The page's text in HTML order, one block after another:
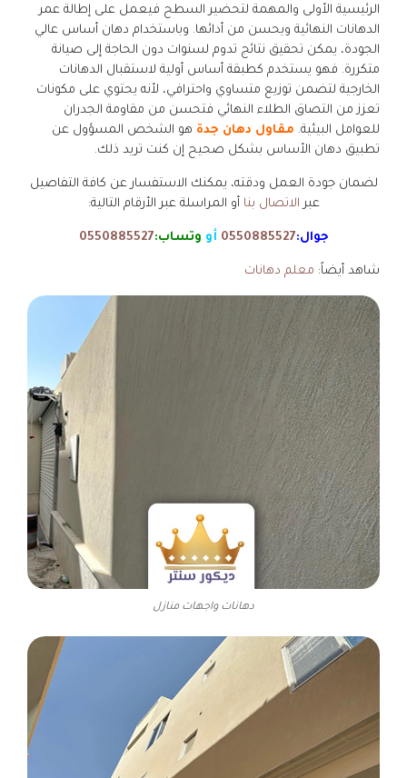
الرئيسية الأولى والمهمة لتحضير السطح فيعمل على إطالة عمر
الدهانات النهائية ويحسن من أدائها. وباستخدام دهان أساس عالي
الجودة، يمكن تحقيق نتائج تدوم لسنوات دون الحاجة إلى صيانة
متكررة. فهو يستخدم كطبقة أساس أولية لاستقبال الدهانات
الخارجية لتضمن توزيع متساوي واحترافي، لأنه يحتوي على مكونات
تعزز من التصاق الطلاء النهائي فتحسن من مقاومة الجدران
للعوامل البيئية. مقاول دهان جدة هو الشخص المسؤول عن
تطبيق دهان الأساس بشكل صحيح إن كنت تريد ذلك.
لضمان جودة العمل ودقته، يمكنك الاستفسار عن كافة التفاصيل
عبر الاتصال بنا أو المراسلة عبر الأرقام التالية:
جوال:0550885527 أو وتساب:0550885527
شاهد أيضاً: معلم دهانات
دهانات واجهات منازل